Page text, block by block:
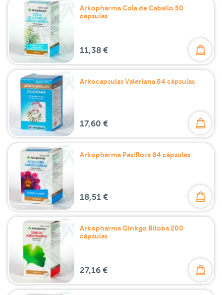
Arkopharma Cola de Caballo 50
cápsulas
11,38 €
Arkocapsulas Valeriana 84 cápsulas
17,60 €
Arkopharma Pasiflora 84 cápsulas
18,51 €
Arkopharma Ginkgo Biloba 200
cápsulas
27,16 €